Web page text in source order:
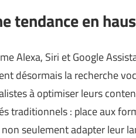
tendance en
Alexa, Siri et Google
désormais la recherche
à optimiser leurs
traditionnels : place aux
seulement adapter leur